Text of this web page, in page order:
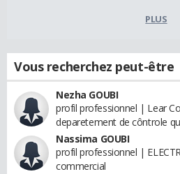
PLUS
Vous recherchez peut-être
Nezha GOUBI
profil professionnel | Lear
deparetement de côntrole
Nassima GOUBI
profil professionnel |
commercial